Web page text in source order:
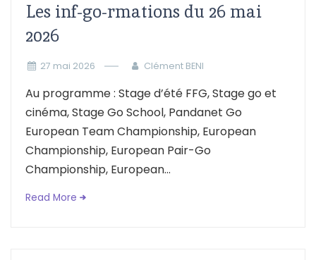
Les inf-go-rmations du 26 mai
2026
27 mai 2026 Clément BENI
Au programme : Stage d’été FFG, Stage go et
cinéma, Stage Go School, Pandanet Go
European Team Championship, European
Championship, European Pair-Go
Championship, European...
Read More